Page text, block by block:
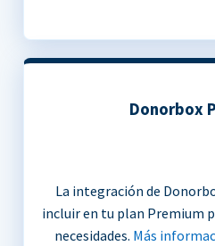
Donorbox
La integración de
incluir en tu plan Premium
necesidades. Más